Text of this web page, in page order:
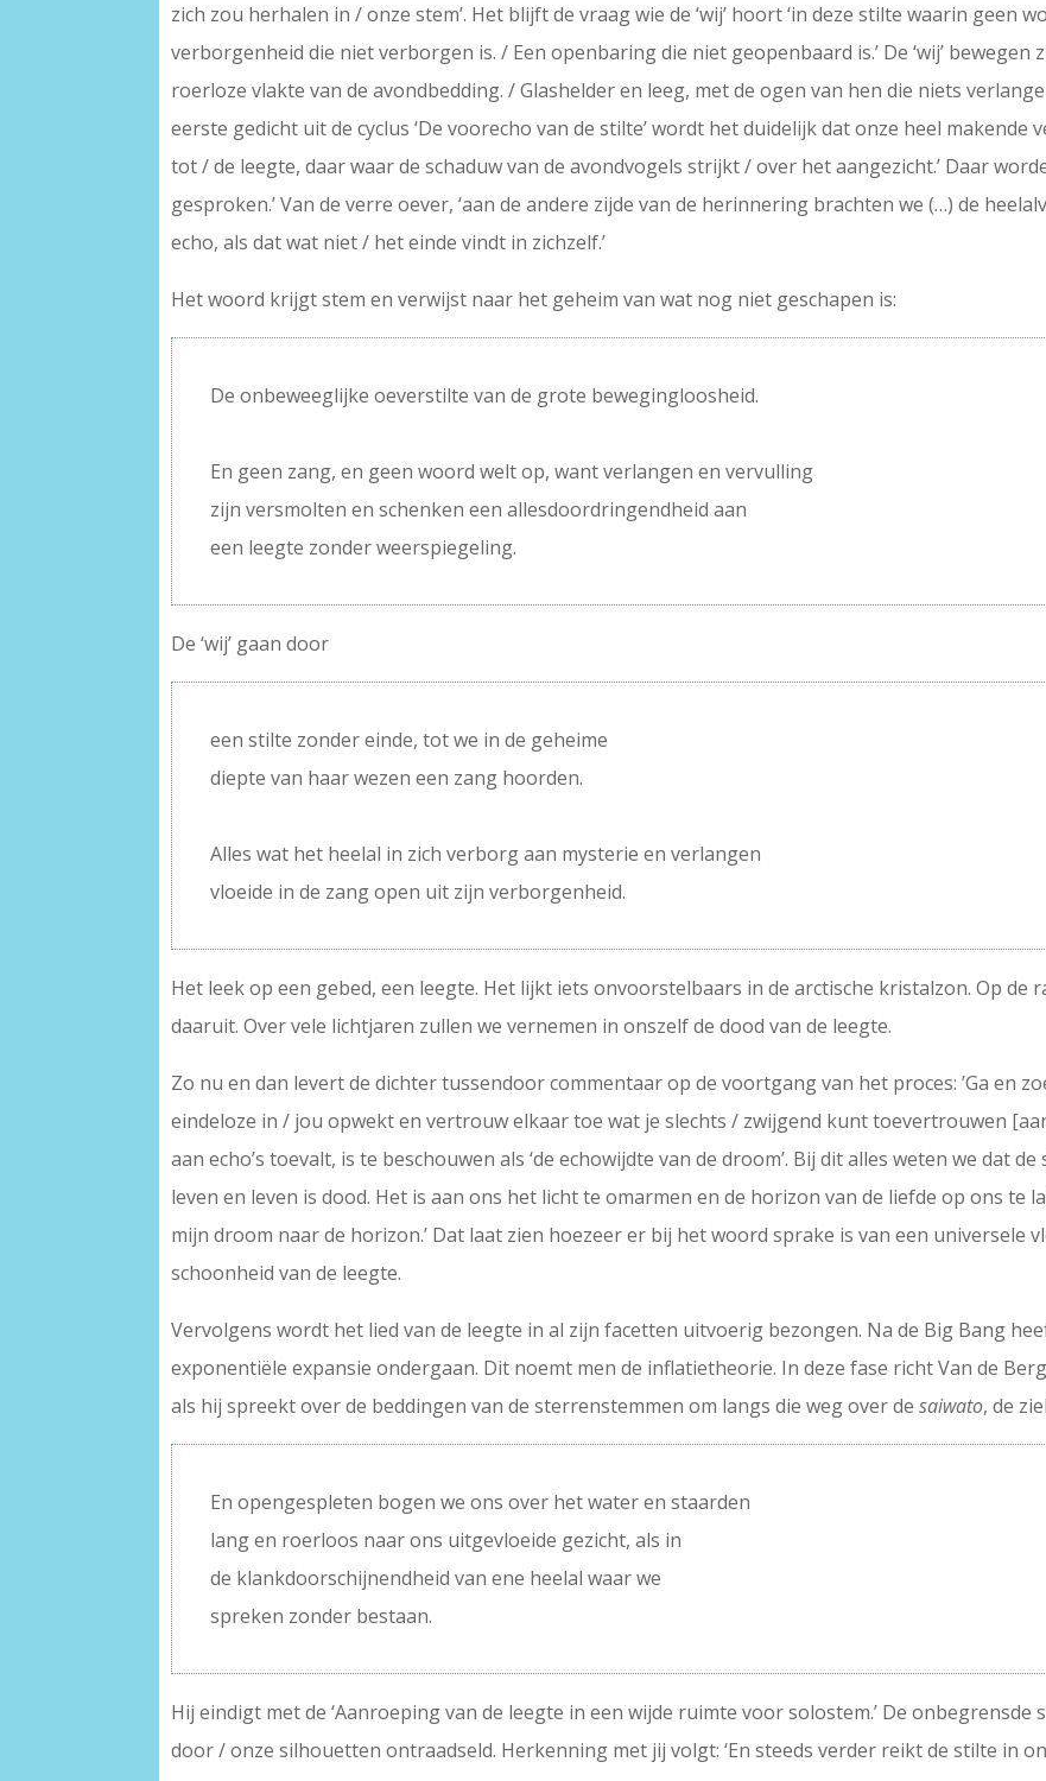
zich zou herhalen in / onze stem’. Het blijft de vraag wie de ‘wij’ hoort ‘in deze stilte waarin geen
verborgenheid die niet verborgen is. / Een openbaring die niet geopenbaard is.’ De ‘wij’ bewegen
roerloze vlakte van de avondbedding. / Glashelder en leeg, met de ogen van hen die niets
eerste gedicht uit de cyclus ‘De voorecho van de stilte’ wordt het duidelijk dat onze heel makende
tot / de leegte, daar waar de schaduw van de avondvogels strijkt / over het aangezicht.’ Daar
gesproken.’ Van de verre oever, ‘aan de andere zijde van de herinnering brachten we (…) de
echo, als dat wat niet / het einde vindt in zichzelf.’
Het woord krijgt stem en verwijst naar het geheim van wat nog niet geschapen is:
De onbeweeglijke oeverstilte van de grote bewegingloosheid.
En geen zang, en geen woord welt op, want verlangen en vervulling
zijn versmolten en schenken een allesdoordringendheid aan
een leegte zonder weerspiegeling.
De ‘wij’ gaan door
een stilte zonder einde, tot we in de geheime
diepte van haar wezen een zang hoorden.
Alles wat het heelal in zich verborg aan mysterie en verlangen
vloeide in de zang open uit zijn verborgenheid.
Het leek op een gebed, een leegte. Het lijkt iets onvoorstelbaars in de arctische kristalzon. Op de
daaruit. Over vele lichtjaren zullen we vernemen in onszelf de dood van de leegte.
Zo nu en dan levert de dichter tussendoor commentaar op de voortgang van het proces: ’Ga en
eindeloze in / jou opwekt en vertrouw elkaar toe wat je slechts / zwijgend kunt toevertrouwen
aan echo’s toevalt, is te beschouwen als ‘de echowijdte van de droom’. Bij dit alles weten we dat
leven en leven is dood. Het is aan ons het licht te omarmen en de horizon van de liefde op ons te
mijn droom naar de horizon.’ Dat laat zien hoezeer er bij het woord sprake is van een universele
schoonheid van de leegte.
Vervolgens wordt het lied van de leegte in al zijn facetten uitvoerig bezongen. Na de Big Bang
exponentiële expansie ondergaan. Dit noemt men de inflatietheorie. In deze fase richt Van de
als hij spreekt over de beddingen van de sterrenstemmen om langs die weg over desaiwato, de
En opengespleten bogen we ons over het water en staarden
lang en roerloos naar ons uitgevloeide gezicht, als in
de klankdoorschijnendheid van ene heelal waar we
spreken zonder bestaan.
Hij eindigt met de ‘Aanroeping van de leegte in een wijde ruimte voor solostem.’ De
door / onze silhouetten ontraadseld. Herkenning met jij volgt: ‘En steeds verder reikt de stilte in